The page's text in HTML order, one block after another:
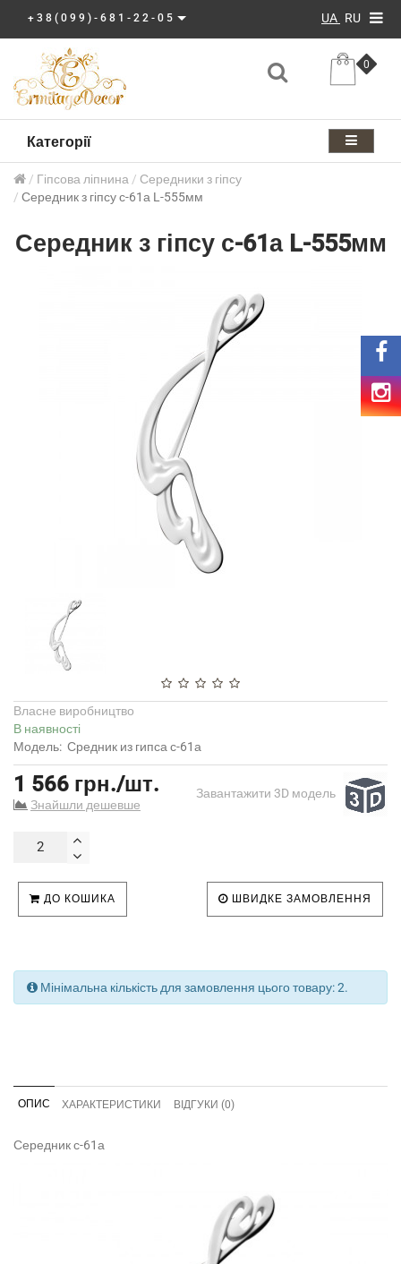
+38(099)-681-22-05 UA RU
0
Категорії
Гіпсова ліпнина
Середники з гіпсу
Середник з гіпсу с-61а L-555мм
Середник з гіпсу с-61а L-555мм
Власне виробництво
В наявності
Модель: Средник из гипса с-61а
1 566 грн./шт.
Знайшли дешевше
Завантажити 3D модель
ДО КОШИКА ШВИДКЕ ЗАМОВЛЕННЯ
Мінімальна кількість для замовлення цього товару: 2.
ОПИС ХАРАКТЕРИСТИКИ ВІДГУКИ (0)
Середник с-61а